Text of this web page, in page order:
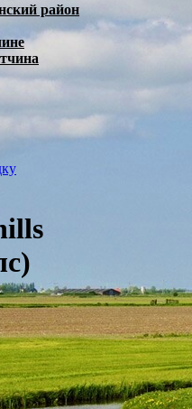
район